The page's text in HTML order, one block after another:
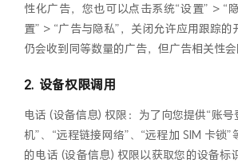
性化广告，您也可以点击系统“设置” > “
置” > “广告与隐私”，关闭允许应用跟踪的
仍会收到同等数量的广告，但广告相关性会
设备权限调用
电话 (设备信息) 权限：为了向您提供“账号
机”、“远程链接网络”、“远程加 SIM 卡锁
的电话 (设备信息) 权限以获取您的设备标